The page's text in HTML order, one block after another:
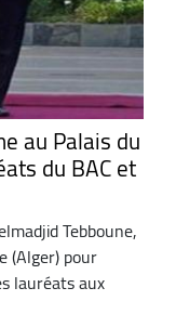
au Palais du
du BAC et
Tebboune,
(Alger) pour
lauréats aux